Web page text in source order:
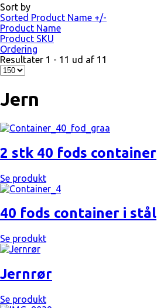
Sort by
Sorted Product Name +/-
Product Name
Product SKU
Ordering
Resultater 1 - 11 ud af 11
Jern
2 stk 40 fods container
Se produkt
40 fods container i stål
Se produkt
Jernrør
Se produkt